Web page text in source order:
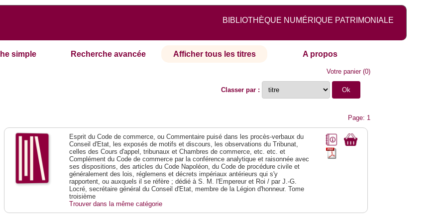
BIBLIOTHÈQUE NUMÉRIQUE PATRIMONIALE
simple Recherche avancée Afficher tous les titres A propos
Votre panier(0)
Classer par :
Page: 1
Esprit du Code de commerce, ou Commentaire puisé dans les procès-verbaux du
Conseil d'Etat, les exposés de motifs et discours, les observations du Tribunat,
celles des Cours d'appel, tribunaux et Chambres de commerce, etc. etc. et
Complément du Code de commerce par la conférence analytique et raisonnée avec
ses dispositions, des articles du Code Napoléon, du Code de procédure civile et
généralement des lois, réglemens et décrets impériaux antérieurs qui s'y
rapportent, ou auxquels il se réfère ; dédié à S. M. l'Empereur et Roi / par J.-G.
Locré, secrétaire général du Conseil d'Etat, membre de la Légion d'honneur. Tome
troisième
Trouver dans la même catégorie